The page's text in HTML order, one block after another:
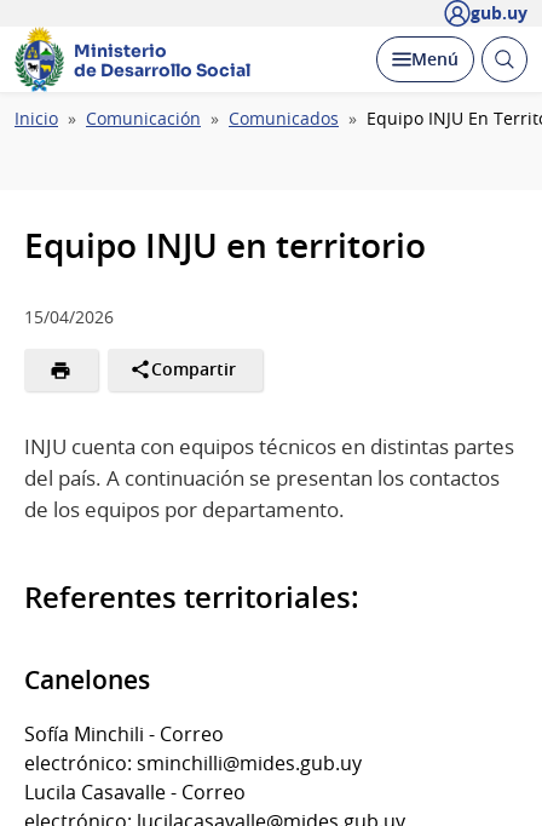
gub.uy
Ministerio
de Desarrollo Social
Desplegar
Menú Abrir
Ruta
Inicio Comunicación Comunicados Equipo INJU En
Equipo INJU en territorio
15/04/2026
Compartir
INJU cuenta con equipos técnicos en distintas partes
del país. A continuación se presentan los contactos
de los equipos por departamento.
Referentes territoriales:
Canelones
Sofía Minchili - Correo
electrónico: sminchilli@mides.gub.uy
Lucila Casavalle - Correo
electrónico: lucilacasavalle@mides.gub.uy